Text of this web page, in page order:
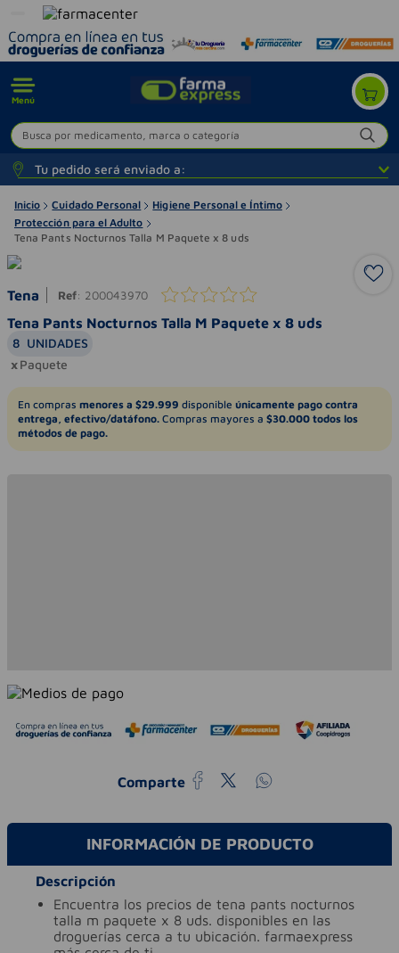
Menú
Busca por medicamento, marca o categoría
Tu pedido será enviado a:
Inicio Cuidado Personal
Higiene Personal e Íntimo
Protección para el Adulto
Tena Pants Nocturnos Talla M Paquete x 8 uds
Tena Ref: 200043970
Tena Pants Nocturnos Talla M Paquete x 8 uds
8 UNIDADES
Paquete
En compras menores a $29.999 disponible únicamente pago contra
entrega, efectivo/datáfono. Compras mayores a $30.000 todos los
métodos de pago.
Comparte
INFORMACIÓN DE PRODUCTO
Descripción
encuentra los precios de tena pants nocturnos
talla m paquete x 8 uds. disponibles en las
droguerías cerca a tu ubicación. farmaexpress